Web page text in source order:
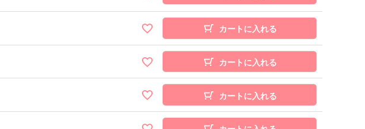
カートに入れる
カートに入れる
カートに入れる